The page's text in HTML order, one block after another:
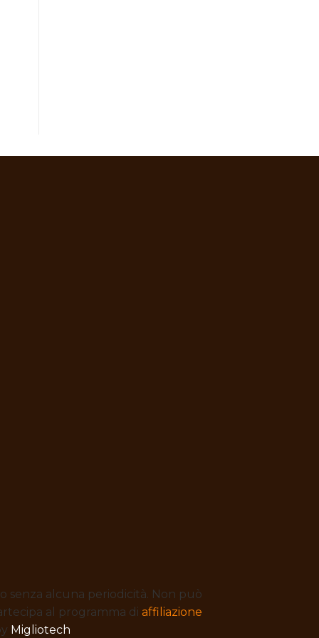
alcuna periodicità. Non può
al programma di affiliazione
Migliotech